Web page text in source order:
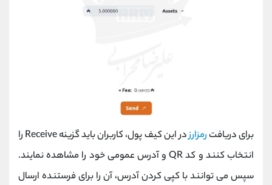
برای دریافت رمزارز
در این کیف پول، کاربران باید گزینه Receive را
انتخاب کنند و کد QR و آدرس عمومی خود را مشاهده نمایند.
سپس می توانند با کپی کردن آدرس، آن را برای فرستنده ارسال